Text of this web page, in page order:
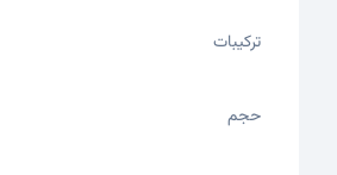
ترکیبات
حجم